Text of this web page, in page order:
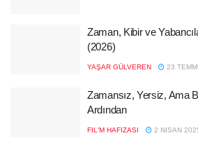
Zaman, Kibir ve
(2026)
YAŞAR GÜLVEREN 23
Zamansız, Yersiz, Ama
Ardından
FIL'M HAFIZASI 2 NISAN